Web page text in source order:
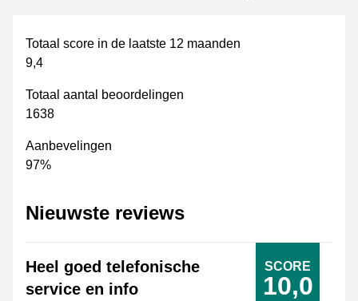
Totaal score in de laatste 12 maanden
9,4
Totaal aantal beoordelingen
1638
Aanbevelingen
97%
Nieuwste reviews
SCORE
10,0
Heel goed telefonische
service en info